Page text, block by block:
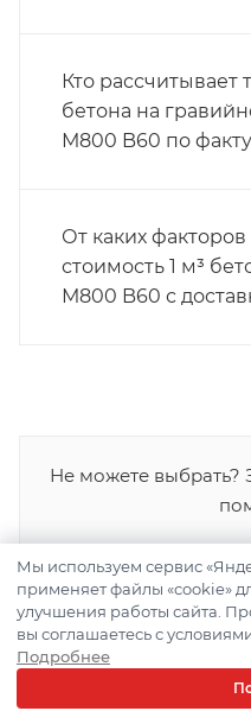
Кто рассчитывает
бетона на
М800 B60 по
От каких факторов
стоимость 1 м³
М800 B60 с
Не можете выбрать?
Мы используем сервис
применяет файлы «cookie»
улучшения работы сайта.
вы соглашаетесь с
Подробнее